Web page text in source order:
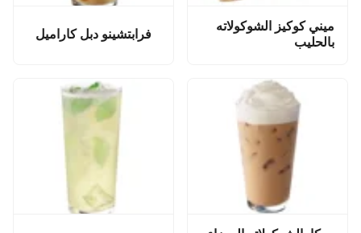
ميني كوكيز الشوكولاته
بالحليب
فرابتشينو دبل كاراميل